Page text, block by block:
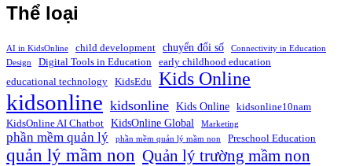
Thể loại
AI in KidsOnline child development chuyển đổi số
Connectivity in Education
Design
Digital Tools in Education
early childhood education
educational technology
KidsEdu Kids Online
kidsonline kidsonline Kids Online
kidsonline10nam
KidsOnline AI Chatbot
KidsOnline Global Marketing
phần mềm quản lý phần mềm quản lý mầm non Preschool Education
quản lý mầm non Quản lý trường mầm non